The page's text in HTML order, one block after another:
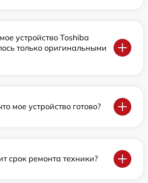
устройство Toshiba
только оригинальными
мое устройство готово?
срок ремонта техники?